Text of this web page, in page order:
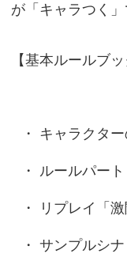
が「キャラつく」
【基本ルールブッ
キャラクタ
ルールパート
リプレイ「
サンプルシナ